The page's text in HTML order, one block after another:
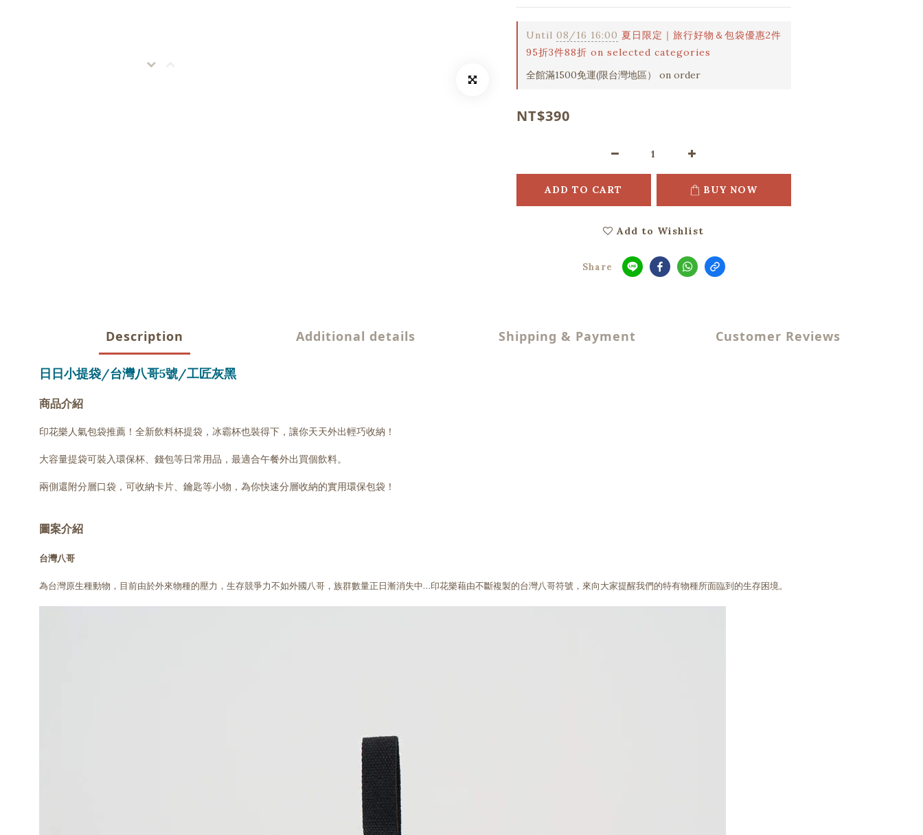
Until 08/16 16:00 夏日限定｜旅行好物＆包袋優惠2件
95折3件88折 on selected categories
全館滿1500免運(限台灣地區） on order
NT$390
ADD TO CART BUY NOW
Add to Wishlist
Share
Description Additional details Shipping & Payment Customer Reviews
日日小提袋/台灣八哥5號/工匠灰黑
商品介紹
印花樂人氣包袋推薦！全新飲料杯提袋，冰霸杯也裝得下，讓你天天外出輕巧收納！
大容量提袋可裝入環保杯、錢包等日常用品，最適合午餐外出買個飲料。
兩側還附分層口袋，可收納卡片、鑰匙等小物，為你快速分層收納的實用環保包袋！
圖案介紹
台灣八哥
為台灣原生種動物，目前由於外來物種的壓力，生存競爭力不如外國八哥，族群數量正日漸消失中…印花樂藉由不斷複製的台灣八哥符號，來向大家提醒我們的特有物種所面臨到的生存困境。